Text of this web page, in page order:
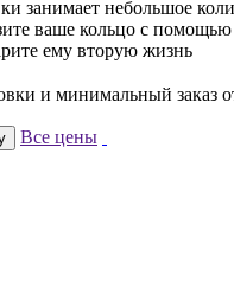
занимает небольшое
ваше кольцо с помощью
ему вторую жизнь
и минимальный заказ
Все цены